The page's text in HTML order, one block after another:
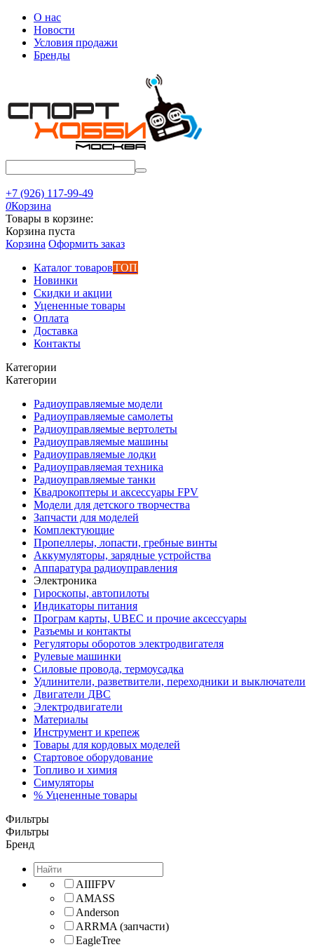
О нас
Новости
Условия продажи
Бренды
+7 (926) 117-99-49
0Корзина
Товары в корзине:
Корзина пуста
Корзина Оформить заказ
Каталог товаровТОП
Новинки
Скидки и акции
Уцененные товары
Оплата
Доставка
Контакты
Категории
Категории
Радиоуправляемые модели
Радиоуправляемые самолеты
Радиоуправляемые вертолеты
Радиоуправляемые машины
Радиоуправляемые лодки
Радиоуправляемая техника
Радиоуправляемые танки
Квадрокоптеры и аксессуары FPV
Модели для детского творчества
Запчасти для моделей
Комплектующие
Пропеллеры, лопасти, гребные винты
Аккумуляторы, зарядные устройства
Аппаратура радиоуправления
Электроника
Гироскопы, автопилоты
Индикаторы питания
Програм карты, UBEC и прочие аксессуары
Разъемы и контакты
Регуляторы оборотов электродвигателя
Рулевые машинки
Силовые провода, термоусадка
Удлинители, разветвители, переходники и выключатели
Двигатели ДВС
Электродвигатели
Материалы
Инструмент и крепеж
Товары для кордовых моделей
Стартовое оборудование
Топливо и химия
Симуляторы
% Уцененные товары
Фильтры
Фильтры
Бренд
AIIIFPV
AMASS
Anderson
ARRMA (запчасти)
EagleTree